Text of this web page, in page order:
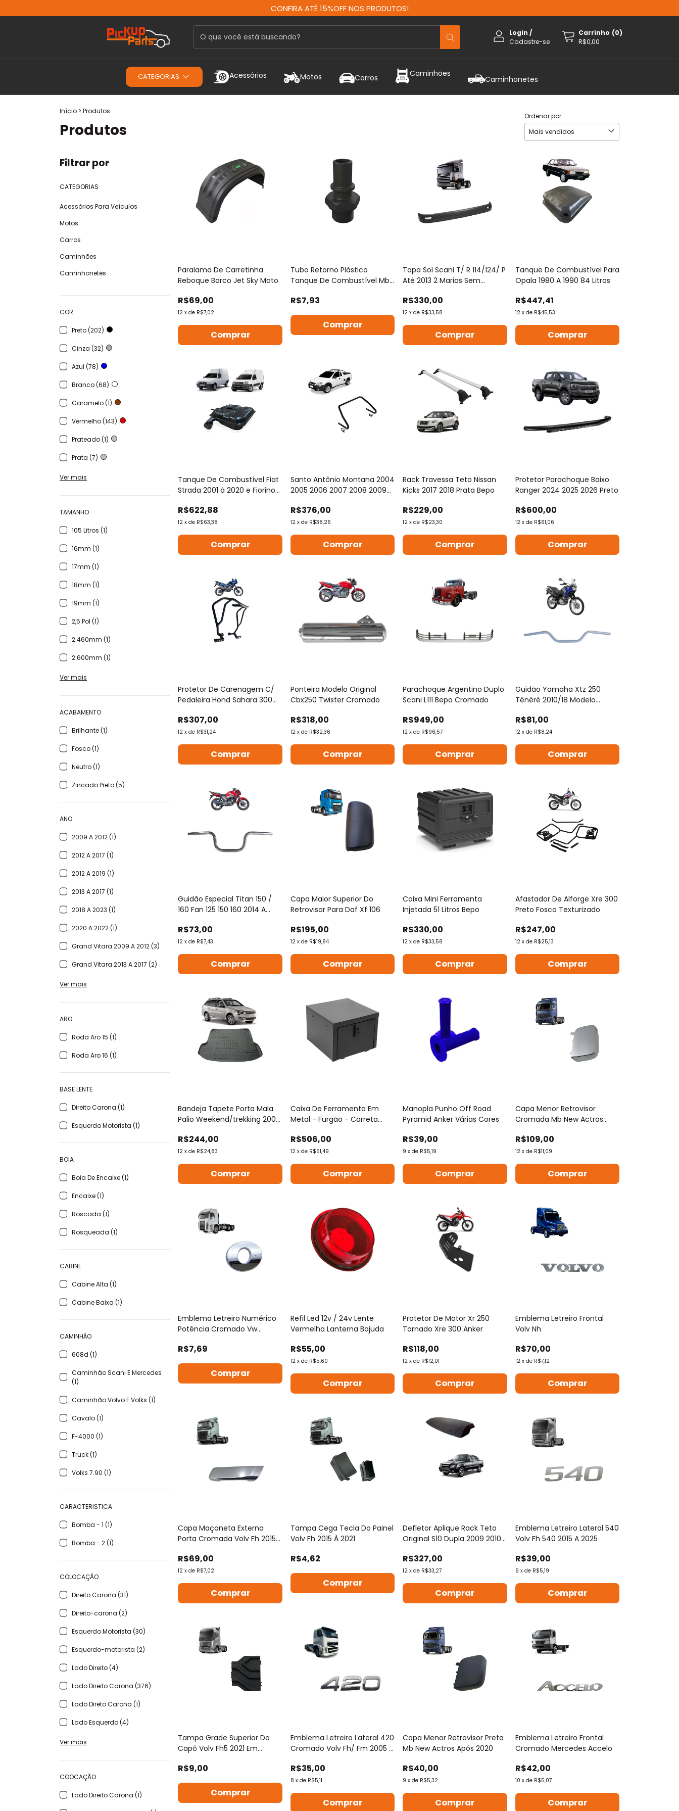
CONFIRA ATÉ 15%OFF NOS PRODUTOS!
Login /
Cadastre-se
Carrinho (0)
R$0,00
CATEGORIAS Acessórios Motos Carros Caminhões
Caminhonetes
Início > Produtos
Produtos
Ordenar por
Filtrar por
CATEGORIAS
Acessórios Para Veículos
Motos
Carros
Caminhões
Caminhonetes
COR
Preto (202)
Cinza (32)
Azul (78)
Branco (68)
Caramelo (1)
Vermelho (143)
Prateado (1)
Prata (7)
Ver mais
TAMANHO
105 Litros (1)
16mm (1)
17mm (1)
18mm (1)
19mm (1)
2,5 Pol (1)
2.460mm (1)
2.600mm (1)
Ver mais
ACABAMENTO
Brilhante (1)
Fosco (1)
Neutro (1)
Zincado Preto (5)
ANO
2009 A 2012 (1)
2012 A 2017 (1)
2012 A 2019 (1)
2013 A 2017 (1)
2018 A 2023 (1)
2020 A 2022 (1)
Grand Vitara 2009 A 2012 (3)
Grand Vitara 2013 A 2017 (2)
Ver mais
ARO
Roda Aro 15 (1)
Roda Aro 16 (1)
BASE LENTE
Direito Carona (1)
Esquerdo Motorista (1)
BOIA
Boia De Encaixe (1)
Encaixe (1)
Roscada (1)
Rosqueada (1)
CABINE
Cabine Alta (1)
Cabine Baixa (1)
CAMINHÂO
608d (1)
Caminhão Scani E Mercedes
(1)
Caminhão Volvo E Volks (1)
Cavalo (1)
F-4000 (1)
Truck (1)
Volks 7.90 (1)
CARACTERISTICA
Bomba - 1 (1)
Bomba - 2 (1)
COLOCAÇÃO
Direito Carona (31)
Direito-carona (2)
Esquerdo Motorista (30)
Esquerdo-motorista (2)
Lado Direito (4)
Lado Direito Carona (376)
Lado Direto Carona (1)
Lado Esquerdo (4)
Ver mais
COOCAÇÃO
Lado Direito Carona (1)
Paralama De Carretinha
Reboque Barco Jet Sky Moto
R$69,00
12 xde R$7,02
Tubo Retorno Plástico
Tanque De Combustível Mb
R$7,93
Tapa Sol Scani T/ R 114/124/ P
Até 2013 2 Marias Sem
R$330,00
12 xde R$33,58
Tanque De Combustível Para
Opala 1980 A 1990 84 Litros
R$447,41
12 x de R$45,53
Tanque De Combustível Fiat
Strada 2001 à 2020 e Fiorino
R$622,88
12 xde R$63,38
Santo Antônio Montana 2004
2005 2006 2007 2008 2009
R$376,00
12 x de R$38,26
Rack Travessa Teto Nissan
Kicks 2017 2018 Prata Bepo
R$229,00
12 xde R$23,30
Protetor Parachoque Baixo
Ranger 2024 2025 2026 Preto
R$600,00
12 x de R$61,06
Protetor De Carenagem C/
Pedaleira Hond Sahara 300
R$307,00
12 xde R$31,24
Ponteira Modelo Original
Cbx250 Twister Cromado
R$318,00
12 x de R$32,36
Parachoque Argentino Duplo
Scani L111 Bepo Cromado
R$949,00
12 xde R$96,57
Guidão Yamaha Xtz 250
Ténéré 2010/18 Modelo
R$81,00
12 x de R$8,24
Guidão Especial Titan 150 /
160 Fan 125 150 160 2014 A
R$73,00
12 xde R$7,43
Capa Maior Superior Do
Retrovisor Para Daf Xf 106
R$195,00
12 x de R$19,84
Caixa Mini Ferramenta
Injetada 51 Litros Bepo
R$330,00
12 xde R$33,58
Afastador De Alforge Xre 300
Preto Fosco Texturizado
R$247,00
12 x de R$25,13
Bandeja Tapete Porta Mala
Palio Weekend/trekking 2008
R$244,00
12 xde R$24,83
Caixa De Ferramenta Em
Metal - Furgão - Carreta
R$506,00
12 x de R$51,49
Manopla Punho Off Road
Pyramid Anker Várias Cores
R$39,00
9 xde R$5,19
Capa Menor Retrovisor
Cromada Mb New Actros
R$109,00
12 x de R$11,09
Emblema Letreiro Numérico
Potência Cromado Vw
R$7,69
Refil Led 12v / 24v Lente
Vermelha Lanterna Bojuda
R$55,00
12 x de R$5,60
Protetor De Motor Xr 250
Tornado Xre 300 Anker
R$118,00
12 xde R$12,01
Emblema Letreiro Frontal
Volv Nh
R$70,00
12 x de R$7,12
Capa Maçaneta Externa
Porta Cromada Volv Fh 2015
R$69,00
12 xde R$7,02
Tampa Cega Tecla Do Painel
Volv Fh 2015 À 2021
R$4,62
Defletor Aplique Rack Teto
Original S10 Dupla 2009 2010
R$327,00
12 xde R$33,27
Emblema Letreiro Lateral 540
Volv Fh 540 2015 A 2025
R$39,00
9 x de R$5,19
Tampa Grade Superior Do
Capô Volv Fh5 2021 Em
R$9,00
Emblema Letreiro Lateral 420
Cromado Volv Fh/ Fm 2005 A
R$35,00
8 x de R$5,11
Capa Menor Retrovisor Preta
Mb New Actros Após 2020
R$40,00
9 xde R$5,32
Emblema Letreiro Frontal
Cromado Mercedes Accelo
R$42,00
10 x de R$5,07